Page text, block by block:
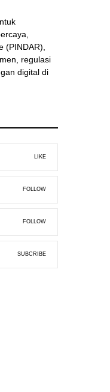
(PINDAR),
regulasi
digital di
LIKE
FOLLOW
FOLLOW
SUBCRIBE